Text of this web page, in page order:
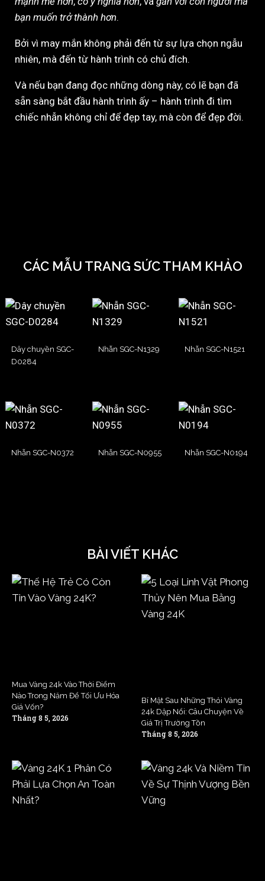
bạn muốn trở thành hơn.
Bởi vì may mắn không phải đến từ sự lựa chọn ngẫu
nhiên, mà đến từ hành trình có chủ đích.
Và nếu bạn đang đọc những dòng này, có lẽ bạn đã
sẵn sàng bắt đầu hành trình ấy – hành trình đi tìm
chiếc nhẫn không chỉ để đẹp tay, mà còn để đẹp đời.
CÁC MẪU TRANG SỨC THAM KHẢO
Dây chuyền SGC-
D0284
Nhẫn SGC-N1329 Nhẫn SGC-N1521
Nhẫn SGC-N0372 Nhẫn SGC-N0955 Nhẫn SGC-N0194
BÀI VIẾT KHÁC
Mua Vàng 24k Vào Thời Điểm
Nào Trong Năm Để Tối Ưu Hóa
Giá Vốn?
Tháng 8 5, 2026
Bí Mật Sau Những Thỏi Vàng
24k Dập Nổi: Câu Chuyện Về
Giá Trị Trường Tồn
Tháng 8 5, 2026